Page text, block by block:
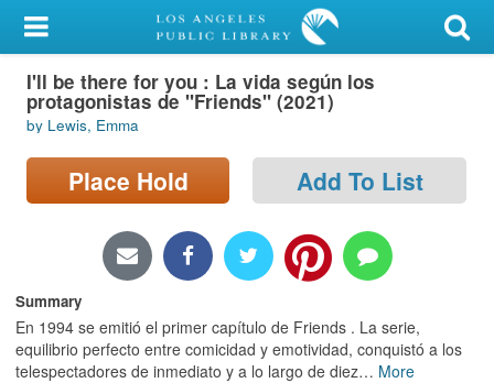
My Account
Library Card
Sign In
Search
Locations/Hours (external
Privacy
I'll be there for you : La vida según los
protagonistas de "Friends" (2021)
by Lewis, Emma
Place Hold Add To List
Summary
En 1994 se emitió el primer capítulo de Friends . La serie,
equilibrio perfecto entre comicidad y emotividad, conquistó a los
telespectadores de inmediato y a lo largo de diez… More